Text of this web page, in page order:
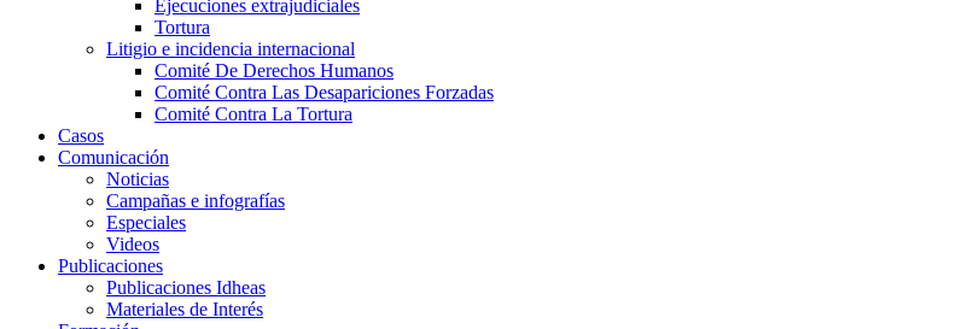
Ejecuciones extrajudiciales
Tortura
Litigio e incidencia internacional
Comité De Derechos Humanos​
Comité Contra Las Desapariciones Forzadas
Comité Contra La Tortura​
Casos
Comunicación
Noticias
Campañas e infografías
Especiales
Videos
Publicaciones
Publicaciones Idheas
Materiales de Interés